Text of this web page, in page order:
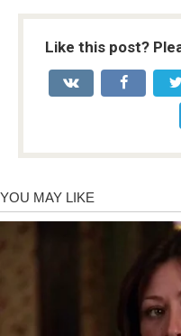
Like this post?